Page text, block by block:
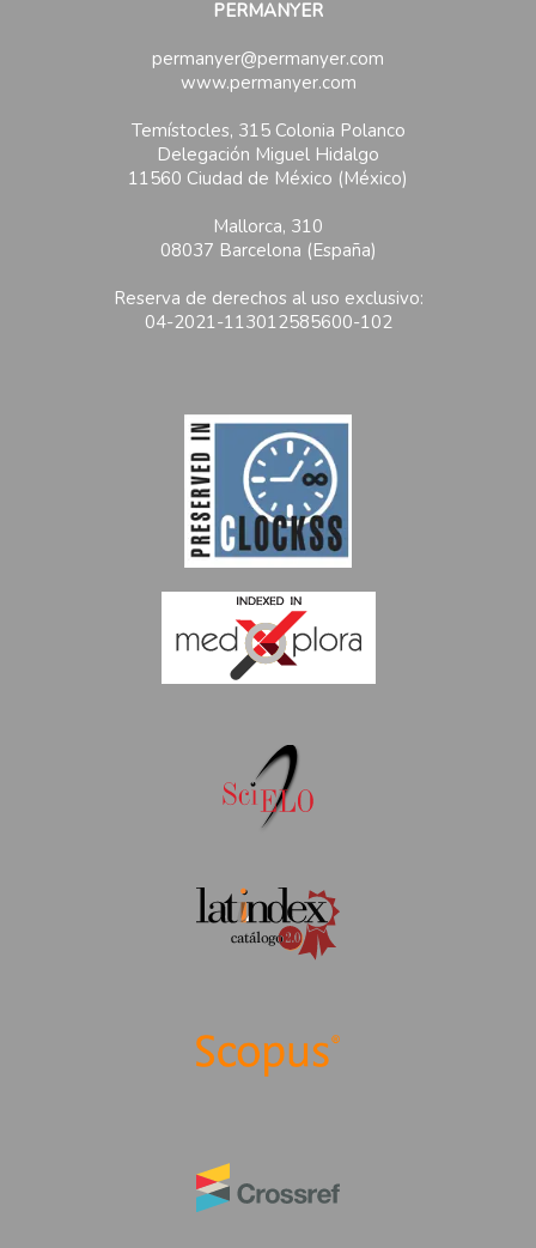
PERMANYER
permanyer@permanyer.com
www.permanyer.com
Temístocles, 315 Colonia Polanco
Delegación Miguel Hidalgo
11560 Ciudad de México (México)
Mallorca, 310
08037 Barcelona (España)
Reserva de derechos al uso exclusivo:
04-2021-113012585600-102